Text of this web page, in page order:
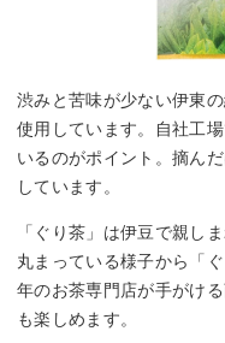
渋みと苦味が少ない伊東
使用しています。自社工
いるのがポイント。摘ん
しています。
「ぐり茶」は伊豆で親し
丸まっている様子から「
年のお茶専門店が手がけ
も楽しめます。